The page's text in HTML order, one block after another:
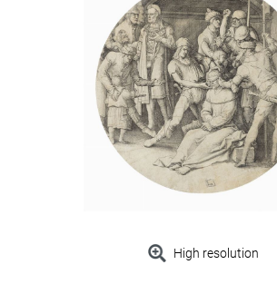
High resolution